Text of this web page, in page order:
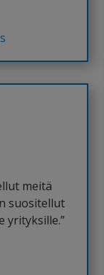
meitä
suositellut
yrityksille.”